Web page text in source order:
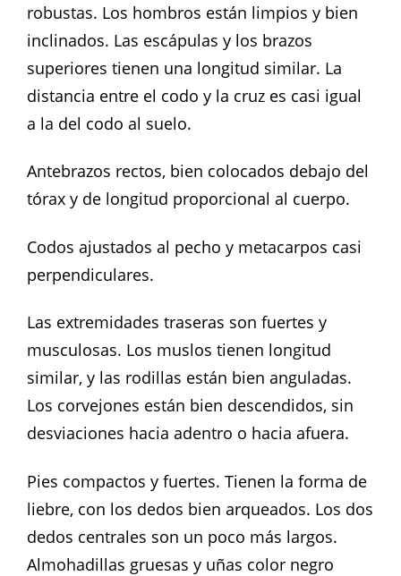
robustas. Los hombros están limpios y bien
inclinados. Las escápulas y los brazos
superiores tienen una longitud similar. La
distancia entre el codo y la cruz es casi igual
a la del codo al suelo.
Antebrazos rectos, bien colocados debajo del
tórax y de longitud proporcional al cuerpo.
Codos ajustados al pecho y metacarpos casi
perpendiculares.
Las extremidades traseras son fuertes y
musculosas. Los muslos tienen longitud
similar, y las rodillas están bien anguladas.
Los corvejones están bien descendidos, sin
desviaciones hacia adentro o hacia afuera.
Pies compactos y fuertes. Tienen la forma de
liebre, con los dedos bien arqueados. Los dos
dedos centrales son un poco más largos.
Almohadillas gruesas y uñas color negro